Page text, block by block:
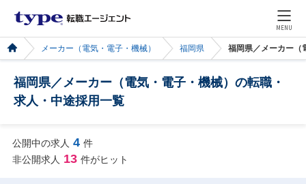
MENU
メーカー（電気・電子・機械） 福岡県 福岡県／メーカー（
福岡県／メーカー（電気・電子・機械）の転職・
求人・中途採用一覧
公開中の求人 4 件
非公開求人 13 件がヒット